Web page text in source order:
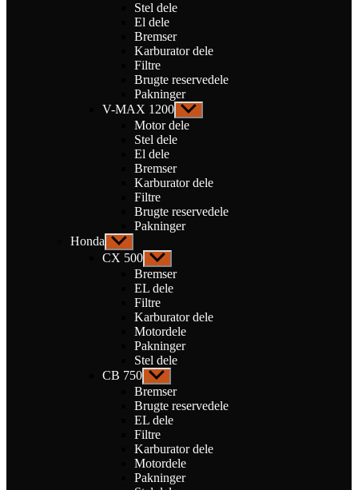
Stel dele
El dele
Bremser
Karburator dele
Filtre
Brugte reservedele
Pakninger
V-MAX 1200 Vis
undermenu
Motor dele
Stel dele
El dele
Bremser
Karburator dele
Filtre
Brugte reservedele
Pakninger
Honda Vis
undermenu
CX 500 Vis
undermenu
Bremser
EL dele
Filtre
Karburator dele
Motordele
Pakninger
Stel dele
CB 750 Vis
undermenu
Bremser
Brugte reservedele
EL dele
Filtre
Karburator dele
Motordele
Pakninger